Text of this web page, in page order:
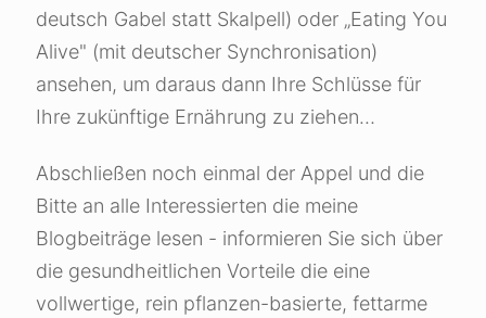
deutsch Gabel statt Skalpell) oder „Eating You
Alive" (mit deutscher Synchronisation)
ansehen, um daraus dann Ihre Schlüsse für
Ihre zukünftige Ernährung zu ziehen…
Abschließen noch einmal der Appel und die
Bitte an alle Interessierten die meine
Blogbeiträge lesen - informieren Sie sich über
die gesundheitlichen Vorteile die eine
vollwertige, rein pflanzen-basierte, fettarme